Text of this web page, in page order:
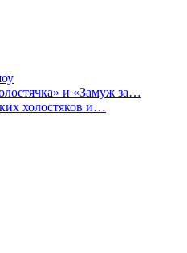
и «Замуж за…
холостяков и…